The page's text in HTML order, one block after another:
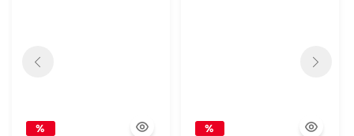
% %